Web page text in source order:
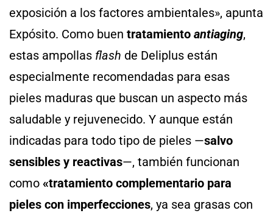
exposición a los factores ambientales», apunta
Expósito. Como buen tratamiento antiaging,
estas ampollas flash de Deliplus están
especialmente recomendadas para esas
pieles maduras que buscan un aspecto más
saludable y rejuvenecido. Y aunque están
indicadas para todo tipo de pieles —salvo
sensibles y reactivas—, también funcionan
como «tratamiento complementario para
pieles con imperfecciones, ya sea grasas con